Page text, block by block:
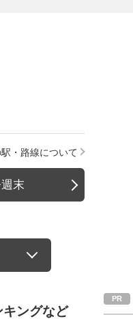
・路線について
末
ングなど